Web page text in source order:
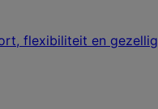
flexibiliteit en